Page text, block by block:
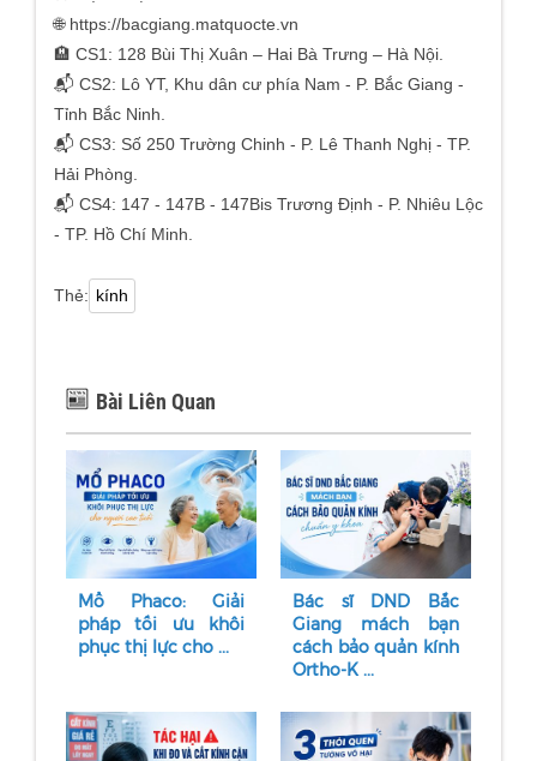
🌐 https://bacgiang.matquocte.vn
🏨 CS1: 128 Bùi Thị Xuân – Hai Bà Trưng – Hà Nội.
📬 CS2: Lô YT, Khu dân cư phía Nam - P. Bắc Giang -
Tỉnh Bắc Ninh.
📬 CS3: Số 250 Trường Chinh - P. Lê Thanh Nghị - TP.
Hải Phòng.
📬 CS4: 147 - 147B - 147Bis Trương Định - P. Nhiêu Lộc
- TP. Hồ Chí Minh.
Thẻ: kính
Bài Liên Quan
Mổ Phaco: Giải
pháp tối ưu khôi
phục thị lực cho ...
Bác sĩ DND Bắc
Giang mách bạn
cách bảo quản kính
Ortho-K ...